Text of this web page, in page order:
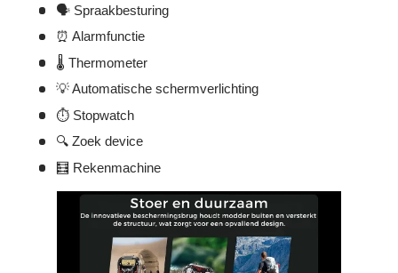
🗣️ Spraakbesturing
⏰ Alarmfunctie
🌡️ Thermometer
💡 Automatische schermverlichting
⏱️ Stopwatch
🔍 Zoek device
🧮 Rekenmachine